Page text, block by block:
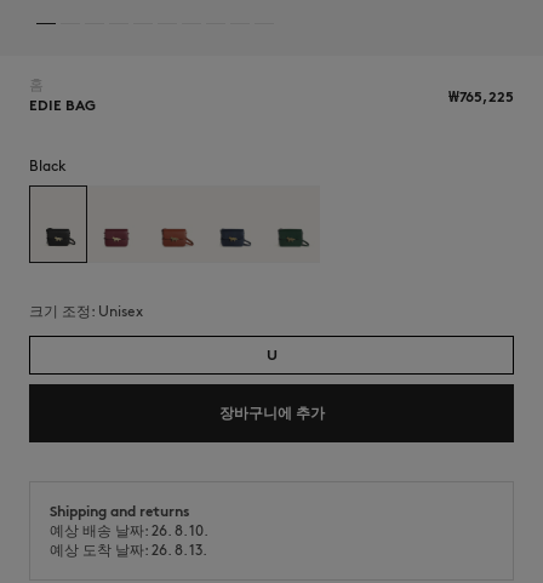
홈
EDIE BAG
₩765,225
Black
크기 조정: unisex
U
장바구니에 추가
Shipping and returns
예상 배송 날짜: 26. 8. 10.
예상 도착 날짜: 26. 8. 13.